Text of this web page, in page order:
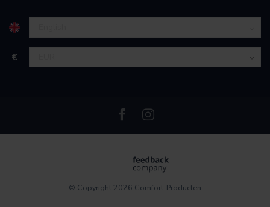
€
© Copyright 2026 Comfort-Producten